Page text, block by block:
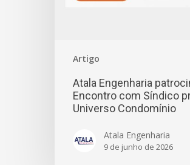
Artigo
Atala Engenharia
Encontro com Síndico
Universo Condomínio
Atala Engenharia
9 de junho de 2026